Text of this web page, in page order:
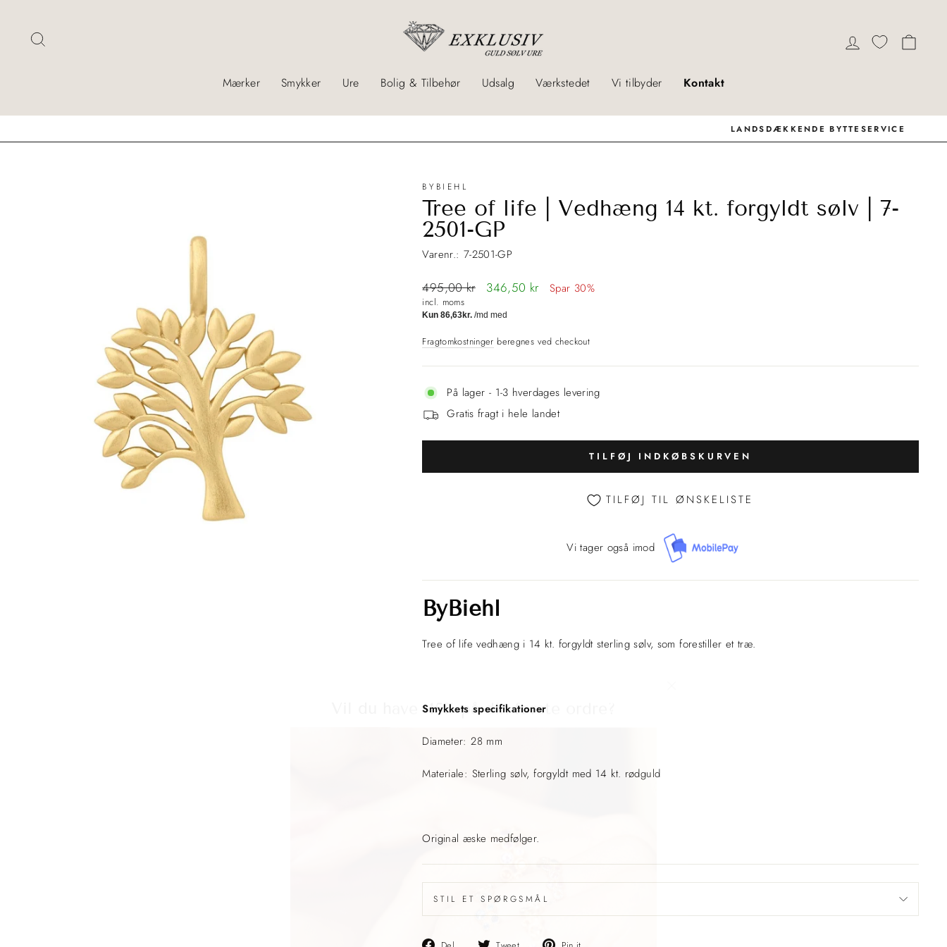
Log ind
Mærker Smykker Ure Bolig & Tilbehør Udsalg Værkstedet Vi tilbyder Kontakt
BYBIEHL
Tree of life | Vedhæng 14 kt. forgyldt sølv | 7-
2501-GP
Varenr.: 7-2501-GP
Normalpris
495,00 kr Tilbudspris
346,50 kr Spar 30%
incl. moms
Fragtomkostninger beregnes ved checkout
På lager - 1-3 hverdages levering
Gratis fragt i hele landet
TILFØJ INDKØBSKURVEN
TILFØJ TIL ØNSKELISTE
Vi tager også imod
ByBiehl
Tree of life vedhæng i 14 kt. forgyldt sterling sølv, som forestiller et træ.
Smykkets specifikationer
Diameter: 28 mm
Materiale: Sterling sølv, forgyldt med 14 kt. rødguld
Original æske medfølger.
STIL ET SPØRGSMÅL
Del
Del